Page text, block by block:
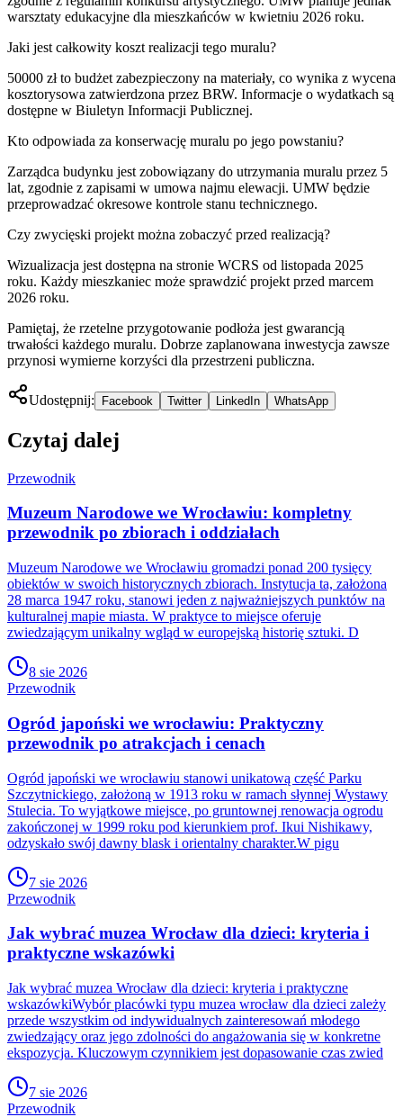
warsztaty edukacyjne dla mieszkańców w kwietniu 2026 roku.
Jaki jest całkowity koszt realizacji tego muralu?
50000 zł to budżet zabezpieczony na materiały, co wynika z wycena
kosztorysowa zatwierdzona przez BRW. Informacje o wydatkach są
dostępne w Biuletyn Informacji Publicznej.
Kto odpowiada za konserwację muralu po jego powstaniu?
Zarządca budynku jest zobowiązany do utrzymania muralu przez 5
lat, zgodnie z zapisami w umowa najmu elewacji. UMW będzie
przeprowadzać okresowe kontrole stanu technicznego.
Czy zwycięski projekt można zobaczyć przed realizacją?
Wizualizacja jest dostępna na stronie WCRS od listopada 2025
roku. Każdy mieszkaniec może sprawdzić projekt przed marcem
2026 roku.
Pamiętaj, że rzetelne przygotowanie podłoża jest gwarancją
trwałości każdego muralu. Dobrze zaplanowana inwestycja zawsze
przynosi wymierne korzyści dla przestrzeni publiczna.
Udostępnij: Facebook Twitter LinkedIn WhatsApp
Czytaj dalej
Przewodnik
Muzeum Narodowe we Wrocławiu: kompletny
przewodnik po zbiorach i oddziałach
Muzeum Narodowe we Wrocławiu gromadzi ponad 200 tysięcy
obiektów w swoich historycznych zbiorach. Instytucja ta, założona
28 marca 1947 roku, stanowi jeden z najważniejszych punktów na
kulturalnej mapie miasta. W praktyce to miejsce oferuje
zwiedzającym unikalny wgląd w europejską historię sztuki. D
8 sie 2026
Przewodnik
Ogród japoński we wrocławiu: Praktyczny
przewodnik po atrakcjach i cenach
Ogród japoński we wrocławiu stanowi unikatową część Parku
Szczytnickiego, założoną w 1913 roku w ramach słynnej Wystawy
Stulecia. To wyjątkowe miejsce, po gruntownej renowacja ogrodu
zakończonej w 1999 roku pod kierunkiem prof. Ikui Nishikawy,
odzyskało swój dawny blask i orientalny charakter.W pigu
7 sie 2026
Przewodnik
Jak wybrać muzea Wrocław dla dzieci: kryteria i
praktyczne wskazówki
Jak wybrać muzea Wrocław dla dzieci: kryteria i praktyczne
wskazówkiWybór placówki typu muzea wrocław dla dzieci zależy
przede wszystkim od indywidualnych zainteresowań młodego
zwiedzający oraz jego zdolności do angażowania się w konkretne
ekspozycja. Kluczowym czynnikiem jest dopasowanie czas zwied
7 sie 2026
Przewodnik